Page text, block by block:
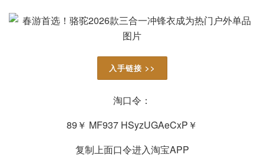
入手链接 >>
淘口令：
89￥ MF937 HSyzUGAeCxP￥
复制上面口令进入淘宝APP